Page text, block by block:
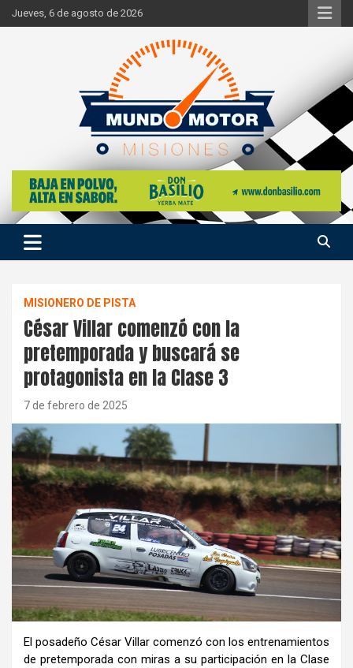
Skip
to
Jueves, 6 de agosto de 2026
Mundo Motor Misiones
Si hay ruido de motores ahí estaremos
MISIONERO DE PISTA
César Villar comenzó con la
pretemporada y buscará se
protagonista en la Clase 3
7 de febrero de 2025
El posadeño César Villar comenzó con los entrenamientos
de pretemporada con miras a su participación en la Clase